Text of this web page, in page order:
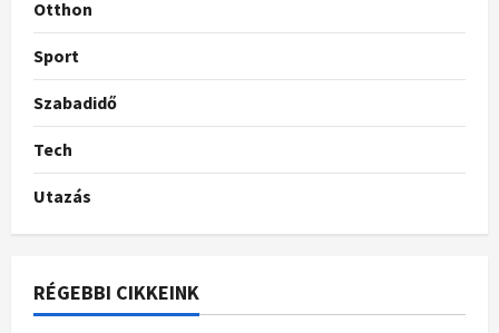
Otthon
Sport
Szabadidő
Tech
Utazás
RÉGEBBI CIKKEINK